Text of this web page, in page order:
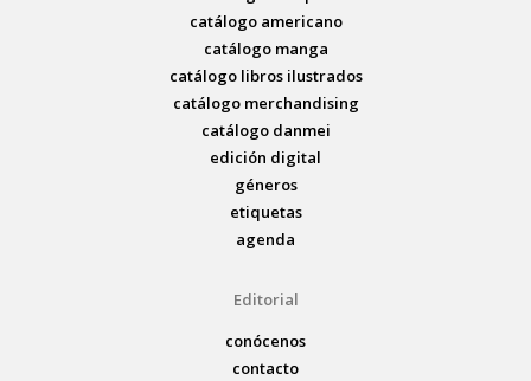
catálogo americano
catálogo manga
catálogo libros ilustrados
catálogo merchandising
catálogo danmei
edición digital
géneros
etiquetas
agenda
Editorial
conócenos
contacto